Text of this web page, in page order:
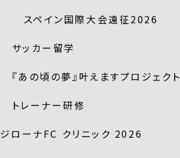
スペイン国際大会遠征2026
サッカー留学
『あの頃の夢』叶えますプロジェクト
トレーナー研修
ジローナFC クリニック 2026